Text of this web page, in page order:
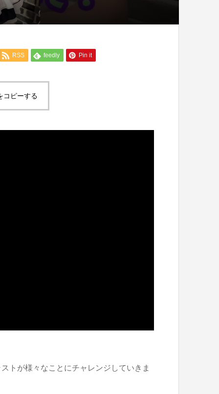
RSS feedly Pin it
コピーする
トが様々なことにチャレンジしていきま